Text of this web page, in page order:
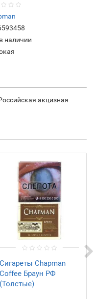
наличии
акцизная
Сигареты Chapman
Coffee Браун РФ
(Толстые)